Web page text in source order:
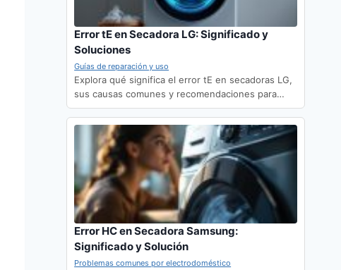
Error tE en Secadora LG: Significado y
Soluciones
Guías de reparación y uso
Explora qué significa el error tE en secadoras LG,
sus causas comunes y recomendaciones para…
Error HC en Secadora Samsung:
Significado y Solución
Problemas comunes por electrodoméstico